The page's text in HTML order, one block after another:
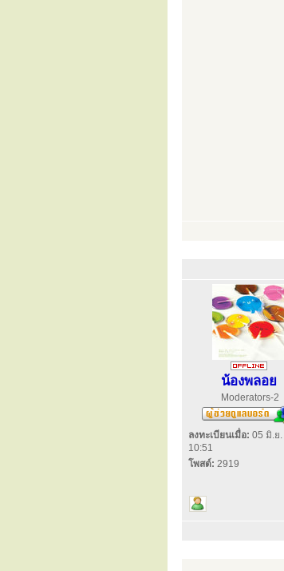
น้องพลอย
Moderators-2
ลงทะเบียนเมื่อ: 05 มิ.ย
10:51
โพสต์: 2919